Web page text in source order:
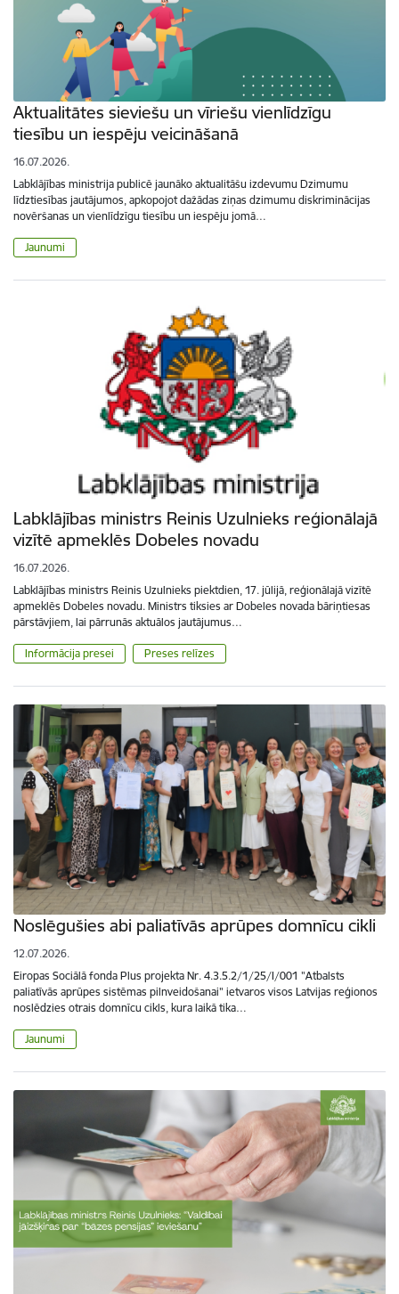
Aktualitātes sieviešu un vīriešu vienlīdzīgu
tiesību un iespēju veicināšanā
16.07.2026.
Labklājības ministrija publicē jaunāko aktualitāšu izdevumu Dzimumu
līdztiesības jautājumos, apkopojot dažādas ziņas dzimumu diskriminācijas
novēršanas un vienlīdzīgu tiesību un iespēju jomā…
Jaunumi
Labklājības ministrs Reinis Uzulnieks reģionālajā
vizītē apmeklēs Dobeles novadu
16.07.2026.
Labklājības ministrs Reinis Uzulnieks piektdien, 17. jūlijā, reģionālajā vizītē
apmeklēs Dobeles novadu. Ministrs tiksies ar Dobeles novada bāriņtiesas
pārstāvjiem, lai pārrunās aktuālos jautājumus…
Informācija presei Preses relīzes
Noslēgušies abi paliatīvās aprūpes domnīcu cikli
12.07.2026.
Eiropas Sociālā fonda Plus projekta Nr. 4.3.5.2/1/25/I/001 "Atbalsts
paliatīvās aprūpes sistēmas pilnveidošanai" ietvaros visos Latvijas reģionos
noslēdzies otrais domnīcu cikls, kura laikā tika…
Jaunumi